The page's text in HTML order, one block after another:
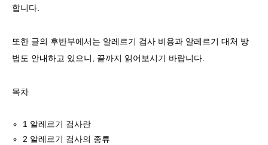
합니다.
또한 글의 후반부에서는 알레르기 검사 비용과 알레르기 대처 방
법도 안내하고 있으니, 끝까지 읽어보시기 바랍니다.
목차
1 알레르기 검사란
2 알레르기 검사의 종류